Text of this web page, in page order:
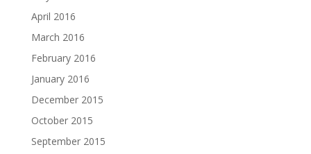
April 2016
March 2016
February 2016
January 2016
December 2015
October 2015
September 2015